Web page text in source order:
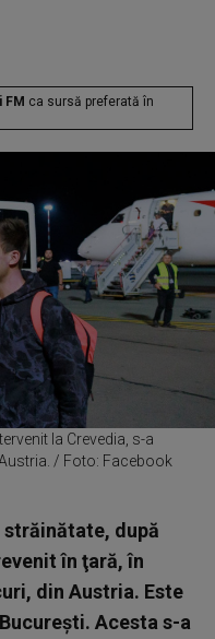
FM ca sursă preferată în
la Crevedia, s-a
/ Foto: Facebook
după
în ţară, în
din Austria. Este
Acesta s-a